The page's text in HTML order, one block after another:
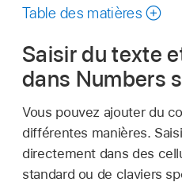
ce
Table des matières
Saisir du texte
dans Numbers
Vous pouvez ajouter du
différentes manières.
directement dans des
standard ou de claviers